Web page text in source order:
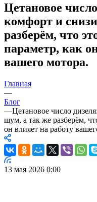
Цетановое
комфорт и
разберём, что
параметр, как
вашего мотора.
Главная
—
Блог
—Цетановое число
шум, а так же разберём,
он влияет на работу
13 мая 2026 0:00